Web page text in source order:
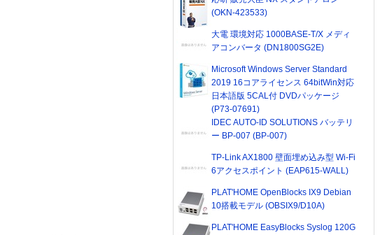
(OKN-423533)
大電 環境対応 1000BASE-T/X メディ
アコンバータ (DN1800SG2E)
Microsoft Windows Server Standard
2019 16コアライセンス 64bitWin対応
日本語版 5CAL付 DVDパッケージ
(P73-07691)
IDEC AUTO-ID SOLUTIONS バッテリ
ー BP-007 (BP-007)
TP-Link AX1800 壁面埋め込み型 Wi-Fi
6アクセスポイント (EAP615-WALL)
PLAT'HOME OpenBlocks IX9 Debian
10搭載モデル (OBSIX9/D10A)
PLAT'HOME EasyBlocks Syslog 120G